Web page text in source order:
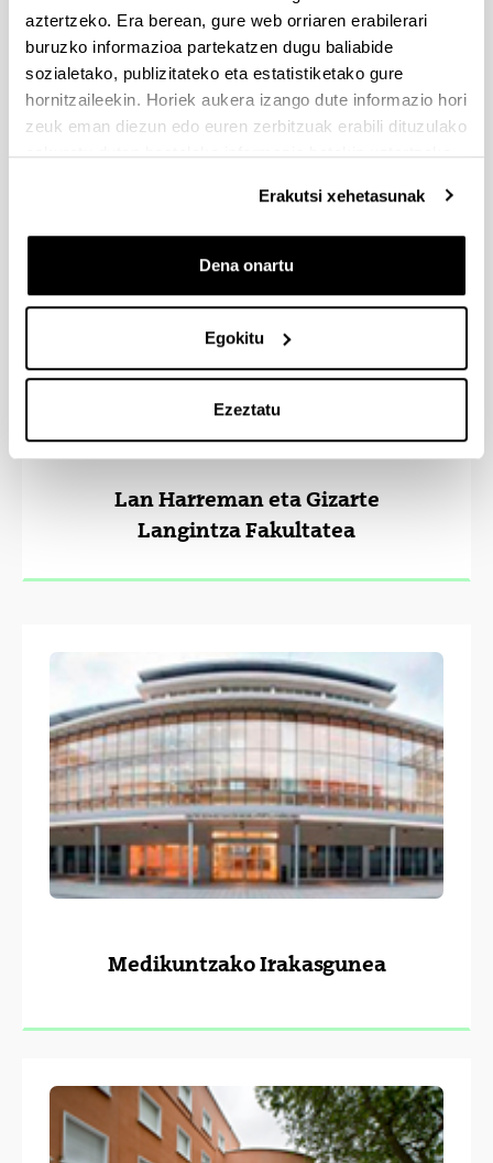
aztertzeko. Era berean, gure web orriaren erabilerari
buruzko informazioa partekatzen dugu baliabide
sozialetako, publizitateko eta estatistiketako gure
hornitzaileekin. Horiek aukera izango dute informazio hori
zeuk eman diezun edo euren zerbitzuak erabili dituzulako
eskuratu duten bestelako informazio batekin uztartzeko.
Erakutsi xehetasunak
Dena onartu
Egokitu
Ezeztatu
Letren Fakultatea
Lan Harreman eta Gizarte
Langintza Fakultatea
Medikuntzako Irakasgunea